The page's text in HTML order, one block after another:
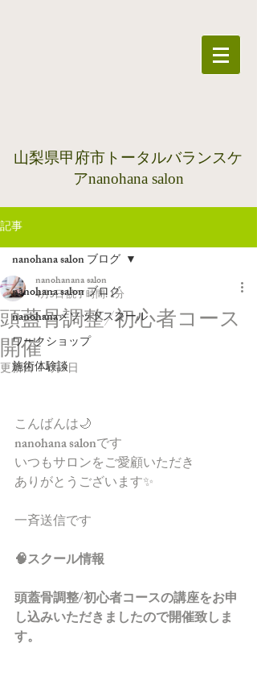
​山梨県甲府市トータルバランスケ
アnanohana salon
記事
nanohana salon ブログ
nanohanaメソッドスクール
ワークショップ
施術体験談
nanohana salon ブログ
頭蓋骨調整/初心者コース
開催
nanohanana salon
4月5日読了時間: 1分
更新日：4月9日
こんばんは🌙
nanohana salonです
いつもサロンをご愛顧いただき
ありがとうございます✨
一斉送信です
🧠スクール情報
頭蓋骨調整/初心者コースの講座をお申
し込みいただきましたので開催致しま
す。